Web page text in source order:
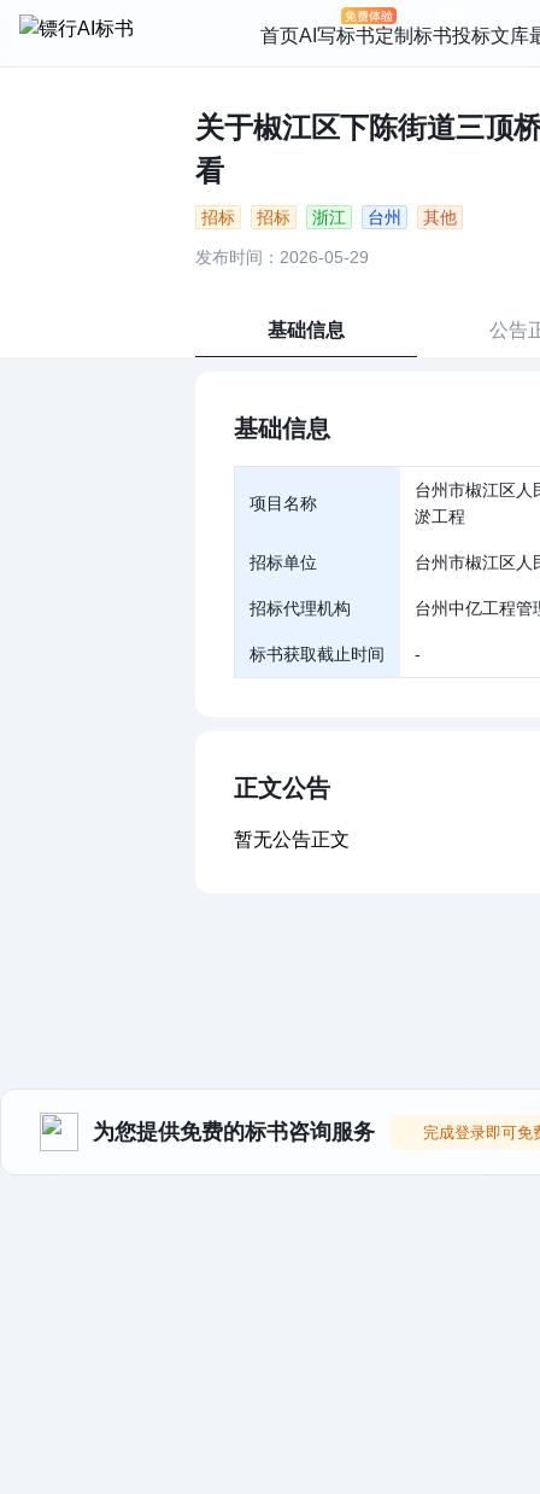
首页AI写标书定制标书投标文库
关于椒江区下陈街道三顶
看
招标 招标 浙江 台州 其他
发布时间：2026-05-29
基础信息 公告
基础信息
项目名称
台州市椒江区人
淤工程
招标单位 台州市椒江区人
招标代理机构 台州中亿工程管
标书获取截止时间 -
正文公告
暂无公告正文
为您提供免费的标书咨询服务 完成登录即可免